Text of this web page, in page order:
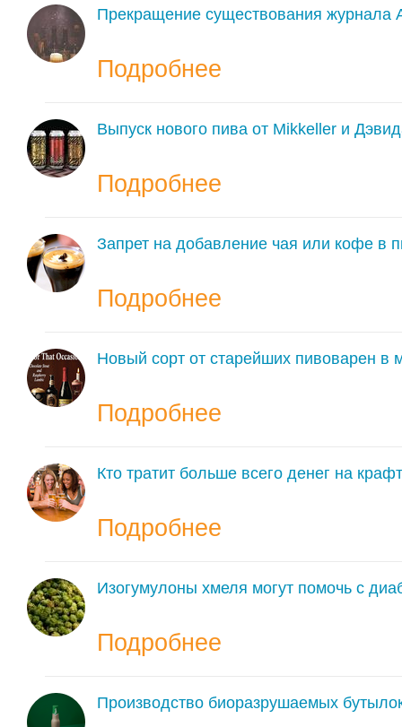
Прекращение существования журнала
Подробнее
Выпуск нового пива от Mikkeller и
Подробнее
Запрет на добавление чая или кофе в
Подробнее
Новый сорт от старейших пивоварен в
Подробнее
Кто тратит больше всего денег на
Подробнее
Изогумулоны хмеля могут помочь с
Подробнее
Производство биоразрушаемых